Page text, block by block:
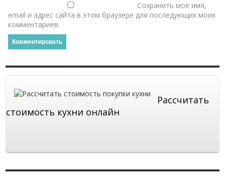
Сохранить моё имя,
email и адрес сайта в этом браузере для последующих моих
комментариев.
Рассчитать
стоимость кухни онлайн